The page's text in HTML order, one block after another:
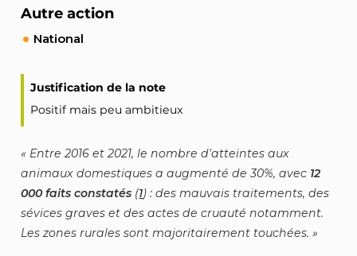
Autre action
National
Justification de la note
Positif mais peu ambitieux
Entre 2016 et 2021, le nombre d'atteintes aux
animaux domestiques a augmenté de 30%, avec 12
000 faits constatés (1) : des mauvais traitements, des
sévices graves et des actes de cruauté notamment.
Les zones rurales sont majoritairement touchées.